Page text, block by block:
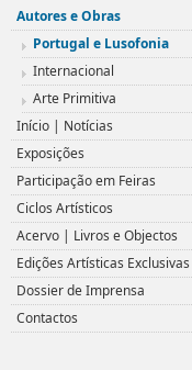
Autores e Obras
Portugal e Lusofonia
Internacional
Arte Primitiva
Início | Notícias
Exposições
Participação em Feiras
Ciclos Artísticos
Acervo | Livros e Objectos
Edições Artísticas Exclusivas
Dossier de Imprensa
Contactos